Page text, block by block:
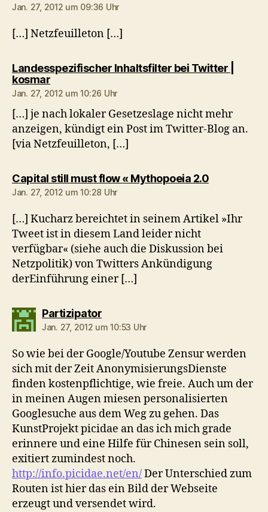
Jan. 27, 2012 um 09:36 Uhr
[…] Netzfeuilleton […]
Landesspezifischer Inhaltsfilter bei Twitter |
kosmarsagt:
Jan. 27, 2012 um 10:26 Uhr
[…] je nach lokaler Gesetzeslage nicht mehr
anzeigen, kündigt ein Post im Twitter-Blog an.
[via Netzfeuilleton, […]
Capital still must flow « Mythopoeia 2.0sagt:
Jan. 27, 2012 um 10:28 Uhr
[…] Kucharz bereichtet in seinem Artikel »Ihr
Tweet ist in diesem Land leider nicht
verfügbar« (siehe auch die Diskussion bei
Netzpolitik) von Twitters Ankündigung
derEinführung einer […]
Partizipatorsagt:
Jan. 27, 2012 um 10:53 Uhr
So wie bei der Google/Youtube Zensur werden
sich mit der Zeit AnonymisierungsDienste
finden kostenpflichtige, wie freie. Auch um der
in meinen Augen miesen personalisierten
Googlesuche aus dem Weg zu gehen. Das
KunstProjekt picidae an das ich mich grade
erinnere und eine Hilfe für Chinesen sein soll,
exitiert zumindest noch.
http://info.picidae.net/en/Der Unterschied zum
Routen ist hier das ein Bild der Webseite
erzeugt und versendet wird.